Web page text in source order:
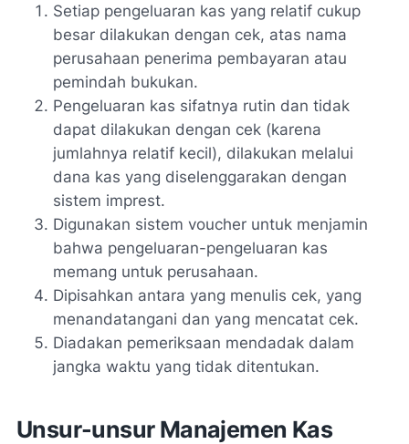
Setiap pengeluaran kas yang relatif cukup
besar dilakukan dengan cek, atas nama
perusahaan penerima pembayaran atau
pemindah bukukan.
Pengeluaran kas sifatnya rutin dan tidak
dapat dilakukan dengan cek (karena
jumlahnya relatif kecil), dilakukan melalui
dana kas yang diselenggarakan dengan
sistem imprest.
Digunakan sistem voucher untuk menjamin
bahwa pengeluaran-pengeluaran kas
memang untuk perusahaan.
Dipisahkan antara yang menulis cek, yang
menandatangani dan yang mencatat cek.
Diadakan pemeriksaan mendadak dalam
jangka waktu yang tidak ditentukan.
Unsur-unsur Manajemen Kas